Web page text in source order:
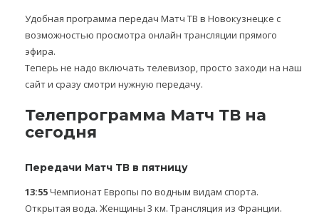
Удобная программа передач Матч ТВ в Новокузнецке с
возможностью просмотра онлайн трансляции прямого
эфира.
Теперь не надо включать телевизор, просто заходи на наш
сайт и сразу смотри нужную передачу.
Телепрограмма Матч ТВ на
сегодня
Передачи Матч ТВ в пятницу
13:55Чемпионат Европы по водным видам спорта.
Открытая вода. Женщины 3 км. Трансляция из Франции.